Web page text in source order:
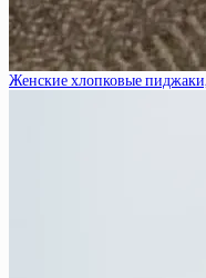
Женские хлопковые